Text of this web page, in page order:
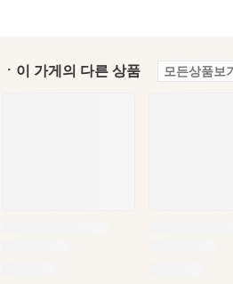
ㆍ이 가게의 다른 상품 모든상품보